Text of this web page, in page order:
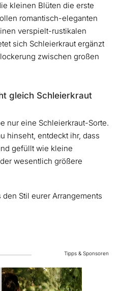
kleinen Blüten die erste
romantisch-eleganten
verspielt-rustikalen
sich Schleierkraut ergänzt
zwischen großen
gleich Schleierkraut
nur eine Schleierkraut-Sorte.
hinseht, entdeckt ihr, dass
gefüllt wie kleine
wesentlich größere
Stil eurer Arrangements
Tipps & Sponsoren